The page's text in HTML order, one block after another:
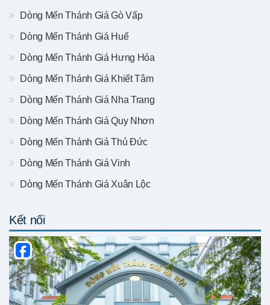
Dòng Mến Thánh Giá Gò Vấp
Dòng Mến Thánh Giá Huế
Dòng Mến Thánh Giá Hưng Hóa
Dòng Mến Thánh Giá Khiết Tâm
Dòng Mến Thánh Giá Nha Trang
Dòng Mến Thánh Giá Quy Nhơn
Dòng Mến Thánh Giá Thủ Đức
Dòng Mến Thánh Giá Vinh
Dòng Mến Thánh Giá Xuân Lộc
Kết nối